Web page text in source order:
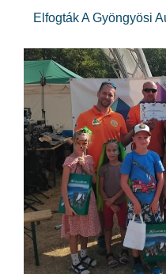
Elfogták A Gyöngyösi